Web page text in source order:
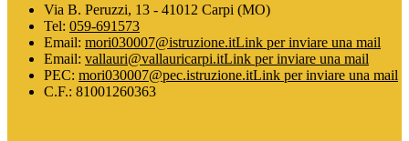
Via B. Peruzzi, 13 - 41012 Carpi (MO)
Tel: 059-691573
Email: mori030007@istruzione.itLink per inviare una mail
Email: vallauri@vallauricarpi.itLink per inviare una mail
PEC: mori030007@pec.istruzione.itLink per inviare una mail
C.F.: 81001260363